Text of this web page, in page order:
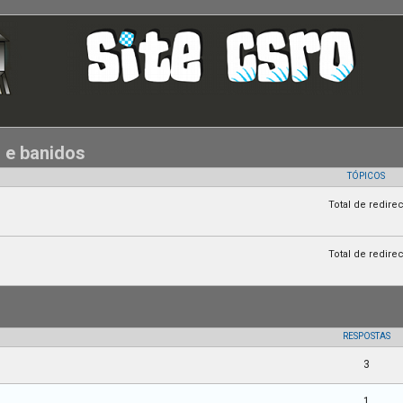
banidos
TÓPICOS
Total de
Total de
RESPOSTAS
3